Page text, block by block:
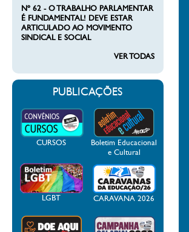
Nº 62 - O TRABALHO PARLAMENTAR
É FUNDAMENTAL! DEVE ESTAR
ARTICULADO AO MOVIMENTO
SINDICAL E SOCIAL
VER TODAS
PUBLICAÇÕES
CURSOS
Boletim Educacional
e Cultural
LGBT CARAVANA 2026